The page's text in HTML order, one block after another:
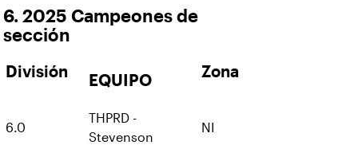
6. 2025 Campeones de
sección
División
EQUIPO
Zona
6.0
THPRD -
Stevenson
NI